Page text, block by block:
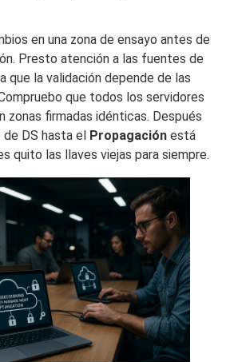
en una zona de ensayo antes de
Presto atención a las fuentes de
que la validación depende de las
que todos los servidores
firmadas idénticas. Después
DS hasta el Propagación está
quito las llaves viejas para siempre.